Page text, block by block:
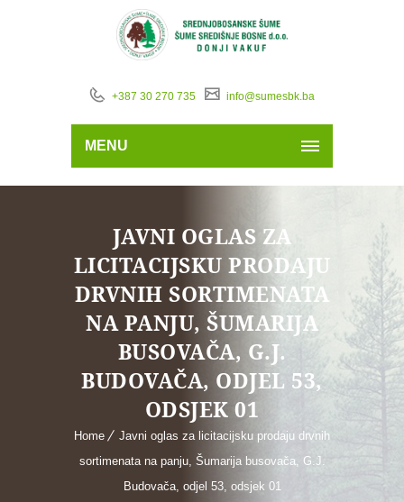
+387 30 270 735 info@sumesbk.ba
MENU
JAVNI OGLAS ZA
LICITACIJSKU PRODAJU
DRVNIH SORTIMENATA
NA PANJU, ŠUMARIJA
BUSOVAČA, G.J.
BUDOVAČA, ODJEL 53,
ODSJEK 01
Home
Javni oglas za licitacijsku prodaju drvnih
sortimenata na panju, Šumarija busovača, G.J.
Budovača, odjel 53, odsjek 01